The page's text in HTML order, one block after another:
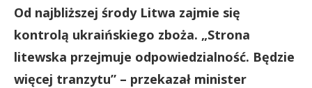
Od najbliższej środy Litwa zajmie się
kontrolą ukraińskiego zboża. „Strona
litewska przejmuje odpowiedzialność. Będzie
więcej tranzytu” – przekazał minister